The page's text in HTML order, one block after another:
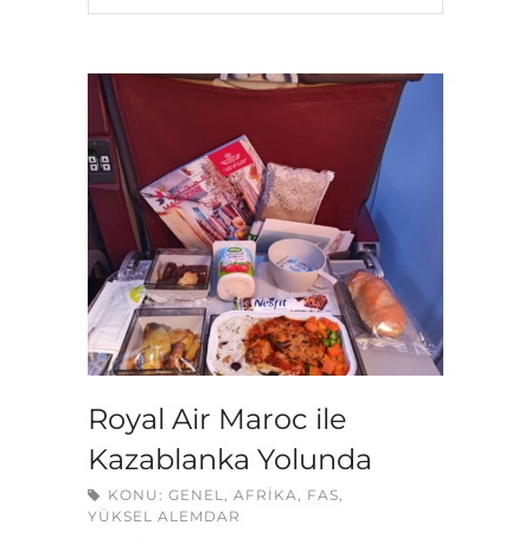
Royal Air Maroc ile
Kazablanka Yolunda
KONU: GENEL, AFRIKA, FAS,
YÜKSEL ALEMDAR